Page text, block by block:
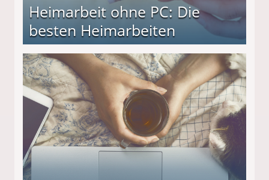
Heimarbeit ohne PC: Die
besten Heimarbeiten